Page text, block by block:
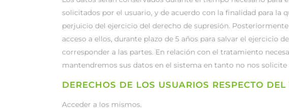
solicitados por el usuario, y de acuerdo con la finalidad para la
perjuicio del ejercicio del derecho de supresión.
acceso a ellos, durante plazo de 5 años para salvar el ejercicio
corresponder a las partes. En relación con el tratamiento
mantendremos sus datos en el sistema en tanto no nos solicite
DERECHOS DE LOS USUARIOS RESPECTO
Acceder a los mismos.